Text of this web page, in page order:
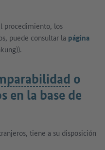
procedimiento, los
puede consultar la página
o
en la base de
tiene a su disposición